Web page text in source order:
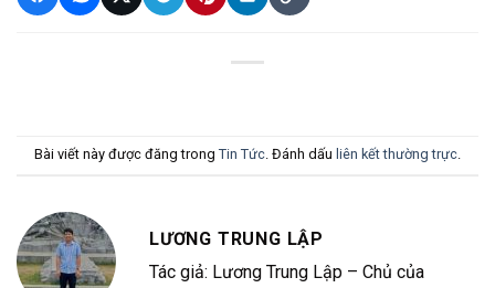
Bài viết này được đăng trong Tin Tức. Đánh dấu liên kết thường trực.
LƯƠNG TRUNG LẬP
Tác giả: Lương Trung Lập – Chủ của